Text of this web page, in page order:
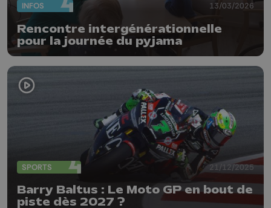
INFOS 13/03/2026
Rencontre intergénérationnelle
pour la journée du pyjama
SPORTS 21/12/2025
Barry Baltus : Le Moto GP en bout de
piste dès 2027 ?